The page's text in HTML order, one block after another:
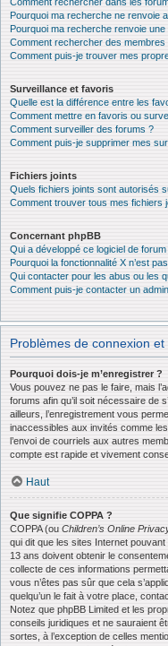
Pourquoi ma recherche ne renvoie
Pourquoi ma recherche renvoie une
Comment rechercher des membres
Comment puis-je trouver mes
Surveillance et favoris
Quelle est la différence entre les
Comment mettre en favoris ou
Comment surveiller des forums ?
Comment puis-je supprimer mes
Fichiers joints
Quels fichiers joints sont autorisés
Comment trouver tous mes fichiers
Concernant phpBB
Qui a développé ce logiciel de forum
Pourquoi la fonctionnalité X n’est
Qui contacter pour les abus ou les
Comment puis-je contacter un
Problèmes de connexion et
Pourquoi dois-je m’enregistrer ?
Vous pouvez ne pas le faire, mais
forums afin qu’il soit nécessaire de
ailleurs, l’enregistrement vous
inaccessibles aux invités comme
l’envoi de courriels aux autres
compte est rapide et vivement
Haut
Que signifie COPPA ?
COPPA (ou Children’s Online
qui dit que les sites Internet
13 ans doivent obtenir le
collecte de ces informations
vous n’êtes pas sûr que cela
quelqu’un le fait à votre place,
Notez que phpBB Limited et les
conseils juridiques et ne sauraient
sortes, à l’exception de celles